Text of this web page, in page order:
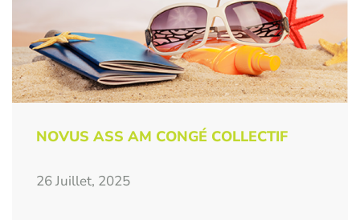
NOVUS ASS AM CONGÉ COLLECTIF
26 Juillet, 2025